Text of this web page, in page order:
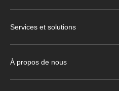
Services et solutions
À propos de nous